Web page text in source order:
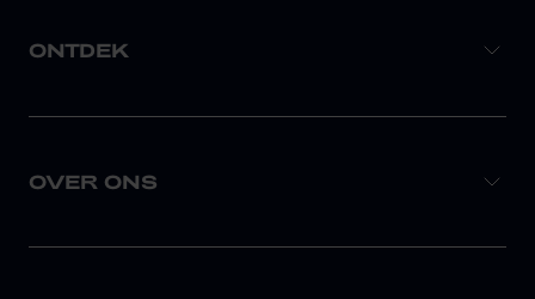
ONTDEK
OVER ONS